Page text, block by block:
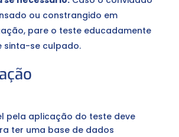
ou constrangido em
pare o teste educadamente
sinta-se culpado.
pela aplicação do teste deve
ter uma base de dados